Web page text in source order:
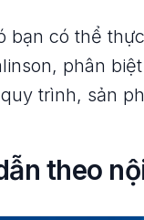
bạn có thể
phân
trình, sản
theo